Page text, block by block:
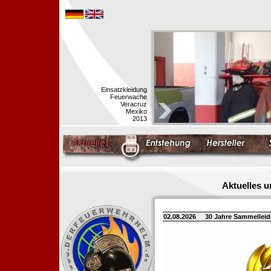
Einsatzkleidung
Feuerwache
Veracruz
Mexiko
2013
Aktuelles
02.08.2026 30 Jahre